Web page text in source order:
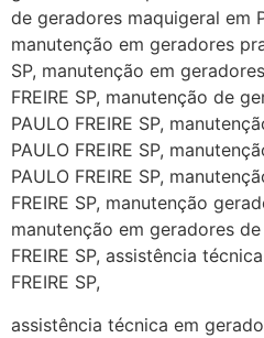
de geradores maquigeral em
manutenção em geradores
SP, manutenção em
FREIRE SP, manutenção de
PAULO FREIRE SP,
PAULO FREIRE SP,
PAULO FREIRE SP,
FREIRE SP, manutenção
manutenção em geradores
FREIRE SP, assistência
FREIRE SP,
assistência técnica em